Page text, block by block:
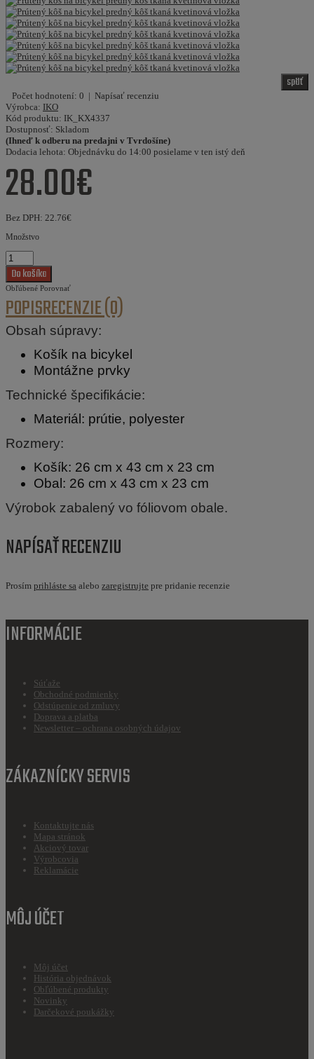
späť
Počet hodnotení: 0 | Napísať recenziu
Výrobca: IKO
Kód produktu: IK_KX4337
Dostupnosť: Skladom
(Ihneď k odberu na predajni v Tvrdošíne)
Dodacia lehota: Objednávku do 14:00 posielame v ten istý deň
28.00€
Bez DPH: 22.76€
Množstvo
Obľúbené Porovnať
POPISRECENZIE (0)
Obsah súpravy:
Košík na bicykel
Montážne prvky
Technické špecifikácie:
Materiál: prútie, polyester
Rozmery:
Košík: 26 cm x 43 cm x 23 cm
Obal: 26 cm x 43 cm x 23 cm
Výrobok zabalený vo fóliovom obale.
NAPÍSAŤ RECENZIU
Prosím prihláste sa alebo zaregistrujte pre pridanie recenzie
INFORMÁCIE
Súťaže
Obchodné podmienky
Odstúpenie od zmluvy
Doprava a platba
Newsletter – ochrana osobných údajov
ZÁKAZNÍCKY SERVIS
Kontaktujte nás
Mapa stránok
Akciový tovar
Výrobcovia
Reklamácie
MÔJ ÚČET
Môj účet
História objednávok
Obľúbené produkty
Novinky
Darčekové poukážky